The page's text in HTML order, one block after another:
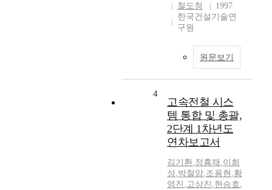
철도청
1997
한국건설기술연
구원
원문보기
4
고속전철 시스
템 통합 및 총괄,
2단계 1차년도
연차보고서
김기환,정흥채 ,이희
성 ,박철암,조용현 ,황
영진 ,고상진 ,현승호,